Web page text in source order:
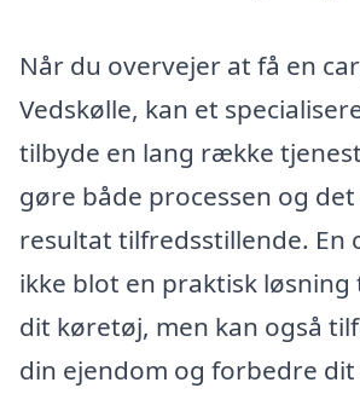
Når du overvejer at få en
Vedskølle, kan et
tilbyde en lang række
gøre både processen og
resultat tilfredsstillende. En
ikke blot en praktisk
dit køretøj, men kan også
din ejendom og forbedre